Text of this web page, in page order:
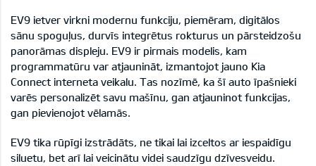
EV9 ietver virkni modernu funkciju, piemēram, digitālos
sānu spoguļus, durvīs integrētus rokturus un pārsteidzošu
panorāmas displeju. EV9 ir pirmais modelis, kam
programmatūru var atjaunināt, izmantojot jauno Kia
Connect interneta veikalu. Tas nozīmē, ka šī auto īpašnieki
varēs personalizēt savu mašīnu, gan atjauninot funkcijas,
gan pievienojot vēlamās.
EV9 tika rūpīgi izstrādāts, ne tikai lai izceltos ar iespaidīgu
siluetu, bet arī lai veicinātu videi saudzīgu dzīvesveidu.